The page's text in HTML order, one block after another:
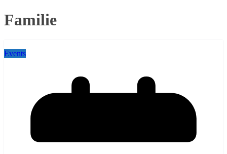
Familie
Events